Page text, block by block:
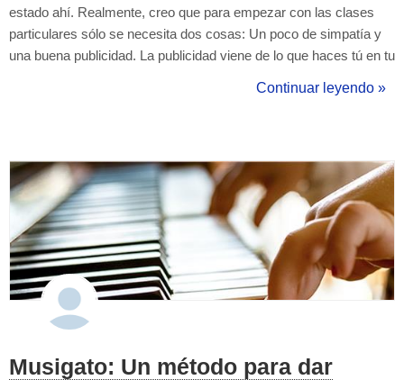
estado ahí. Realmente, creo que para empezar con las clases
particulares sólo se necesita dos cosas: Un poco de simpatía y
una buena publicidad. La publicidad viene de lo que haces tú en tu
ofreces (qué tipo de clases, a quién va dirigidio, qué niveles, qu...
Continuar leyendo »
Musigato: Un método para dar